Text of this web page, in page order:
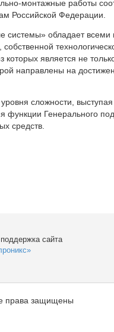
монтажные работы
Российской Федерации.
системы» обладает
является не
направлены на
сложности, выступая
функции Генерального
средств.
сайта
права защищены